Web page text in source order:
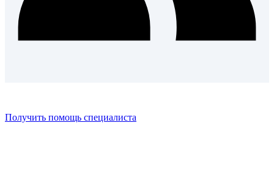
Получить помощь специалиста